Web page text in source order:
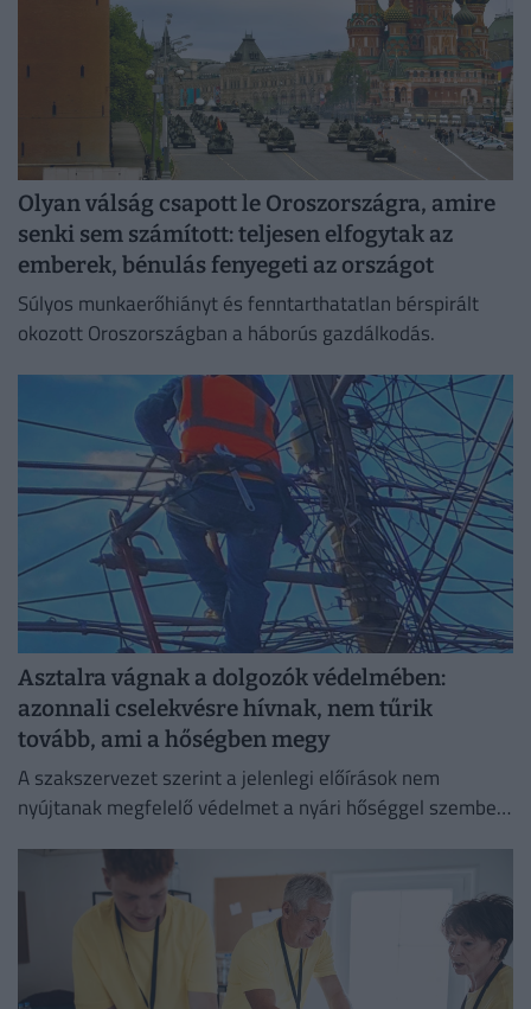
Olyan válság csapott le Oroszországra, amire
senki sem számított: teljesen elfogytak az
emberek, bénulás fenyegeti az országot
Súlyos munkaerőhiányt és fenntarthatatlan bérspirált
okozott Oroszországban a háborús gazdálkodás.
Asztalra vágnak a dolgozók védelmében:
azonnali cselekvésre hívnak, nem tűrik
tovább, ami a hőségben megy
A szakszervezet szerint a jelenlegi előírások nem
nyújtanak megfelelő védelmet a nyári hőséggel szemben,
védelmében.